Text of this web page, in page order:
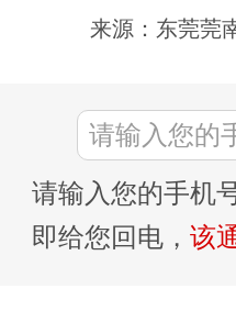
来源：东莞莞
请输入您的手机
即给您回电， 该